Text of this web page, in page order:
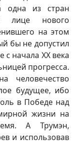
одна из стран
лице нового
на этом
бы не допустил
с начала ХХ века
прогресса.
человечество
будущее, ибо
в Победе над
жизни на
А Трумэн,
и использовав